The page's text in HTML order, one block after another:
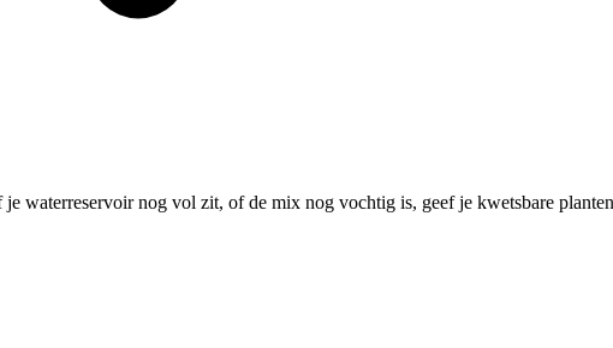
waterreservoir nog vol zit, of de mix nog vochtig is, geef je kwetsbare